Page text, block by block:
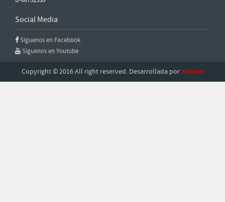
Social Media
Síguenos en Facebook
Síguenos en Youtube
Copyright © 2016 All right reserved. Desarrollada porXtremis